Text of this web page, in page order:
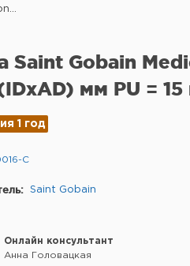
Saint Gobain
мм PU =
1 год
C
Saint Gobain
Онлайн консультант
Анна Головацкая